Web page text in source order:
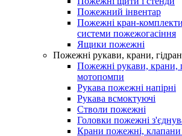
Пожежний інвентар
Пожежні кран-комплекти
системи пожежогасіння
Ящики пожежні
Пожежні рукави, крани,
Пожежні рукави, крани,
мотопомпи
Рукава пожежні напірні
Рукава всмоктуючі
Стволи пожежні
Головки пожежні
Крани пожежні, клапани